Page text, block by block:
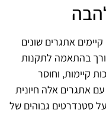
אתגרים שונים
בהתאמה לתקנות
קיימות, וחוסר
אתגרים אלה חיונית
סטנדרטים גבוהים של